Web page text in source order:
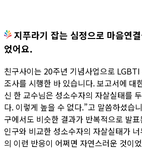
지푸라기 잡는 심정으로 마음연
었어요.
친구사이는 20주년 기념사업으로
조사를 시행한 바 있습니다. 보고서에 대
신 한 교수님은 성소수자의 자살실태를
다. 이렇게 높을 수 없다.”고 말씀하셨습
구에서도 비슷한 결과가 반복적으로 발
인구와 비교한 성소수자의 자살실태가
의 이런 반응이 어쩌면 자연스러운 것이